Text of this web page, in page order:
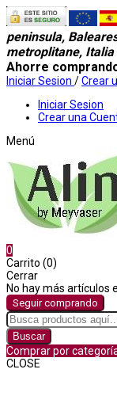
peninsula,
metroplitane,
Ahorre
Iniciar Sesion /Crear
Iniciar Sesion
Crear una
Menú
0
Carrito (0)
Cerrar
No hay más artículos
Seguir comprando
Buscar
Comprar por
CLOSE